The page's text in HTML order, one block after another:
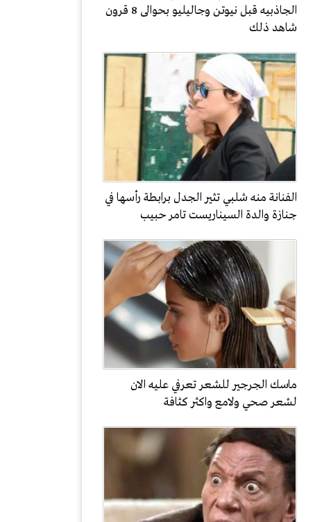
الجاذبيه قبل نيوتن وجاليليو بحوالى 8 قرون
شاهد ذلك
الفنانة منه شلبي تثير الجدل برابطة رأسها في
جنازة والدة السيناريست تامر حبيب
ماسك الجرجير للشعر تعرفي عليه الان
لشعر صحي ولامع واكثر كثافة